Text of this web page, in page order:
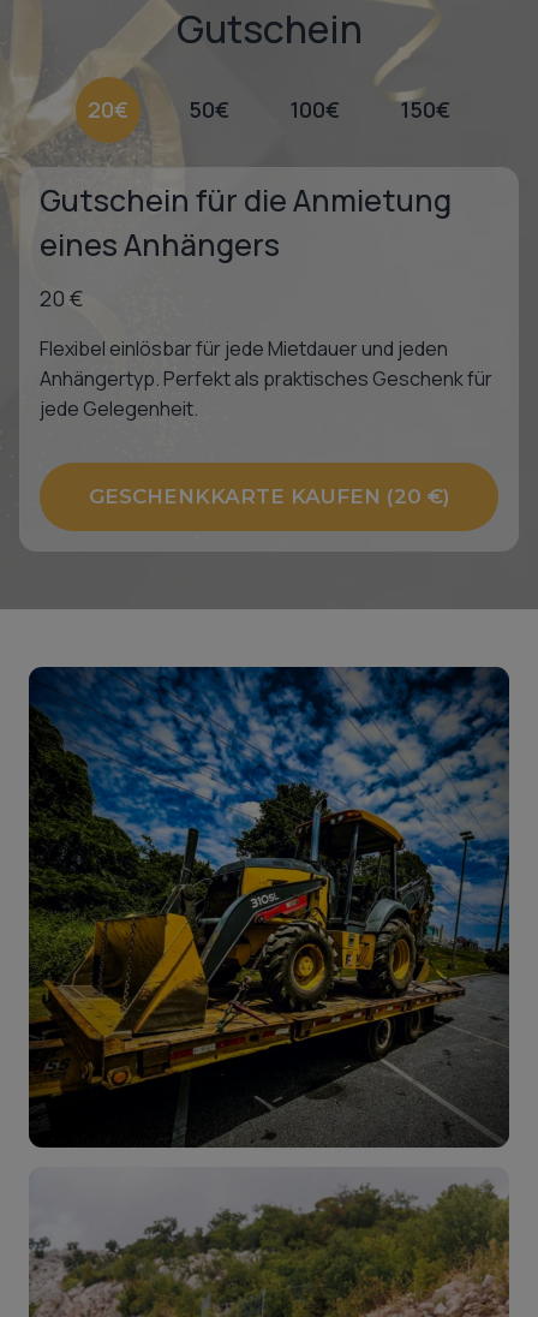
Gutschein
20€ 50€ 100€ 150€
Gutschein für die Anmietung
eines Anhängers
20 €
Flexibel einlösbar für jede Mietdauer und jeden
Anhängertyp. Perfekt als praktisches Geschenk für
jede Gelegenheit.
GESCHENKKARTE KAUFEN (20 €)